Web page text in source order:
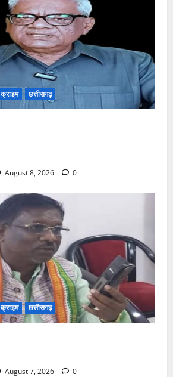
क्राइम छत्तीसगढ़
August 8, 2026 0
क्राइम छत्तीसगढ़
August 7, 2026 0